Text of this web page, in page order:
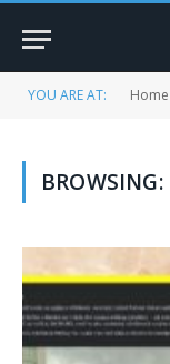
YOU ARE AT: Home
BROWSING: